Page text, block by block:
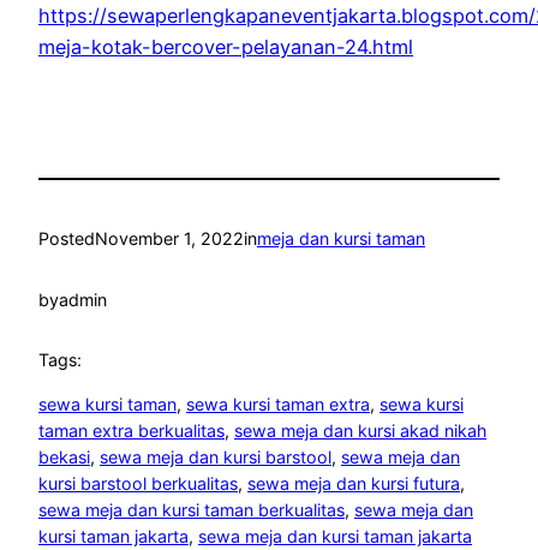
https://
meja-kotak-bercover-pelayanan-24.html
PostedNovember 1, 2022inmeja dan kursi taman
byadmin
Tags:
sewa kursi taman, sewa kursi taman extra, sewa kursi
taman extra berkualitas, sewa meja dan kursi akad nikah
bekasi, sewa meja dan kursi barstool, sewa meja dan
kursi barstool berkualitas, sewa meja dan kursi futura
sewa meja dan kursi taman berkualitas, sewa meja dan
kursi taman jakarta, sewa meja dan kursi taman jakarta